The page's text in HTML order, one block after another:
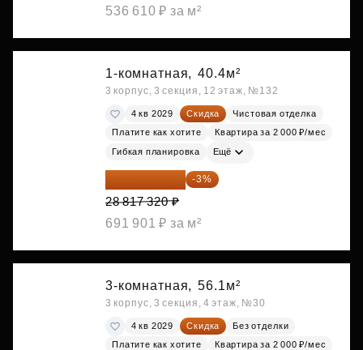
536 610 ₽ за м²
1-комнатная, 40.4м²
3 корпус, 3 секция, 12 этаж, №132
4 кв 2029 Скидка
Чистовая отделка
Платите как хотите
Квартира за 2 000 ₽/мес
Гибкая планировка Ещё
27 952 800 ₽ -3%
28 817 320 ₽
691 901 ₽ за м²
3-комнатная, 56.1м²
3 корпус, 3 секция, 4 этаж, №30
4 кв 2029 Скидка
Без отделки
Платите как хотите
Квартира за 2 000 ₽/мес